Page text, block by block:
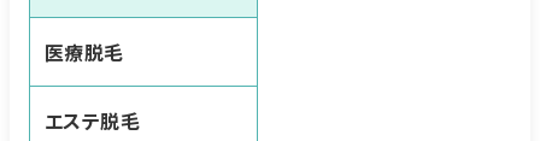
医療脱毛
エステ脱毛